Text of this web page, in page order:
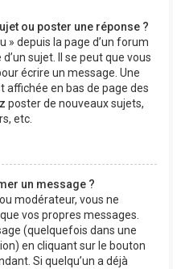
ou poster une réponse ?
» depuis la page d’un forum
sujet. Il se peut que vous
écrire un message. Une
affichée en bas de page des
poster de nouveaux sujets,
etc.
un message ?
modérateur, vous ne
vos propres messages.
(quelquefois dans une
en cliquant sur le bouton
Si quelqu’un a déjà